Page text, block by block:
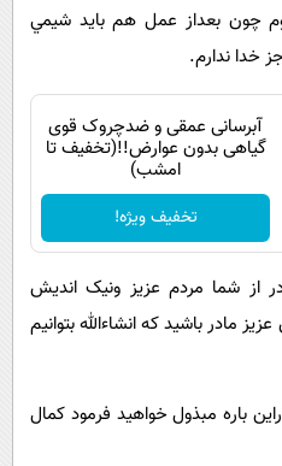
فرهنگی
الملل
اجتماعی
چون بعداز عمل هم باید شيمي
خدا ندارم.
آبرسانی عمقی و ضدچروک قوی
گیاهی بدون عوارض!!(تخفیف تا
امشب)
تخفیف ویژه!
از شما مردم عزیز ونیک اندیش
مادر باشید که انشاءالله بتوانیم
باره مبذول خواهید فرمود کمال